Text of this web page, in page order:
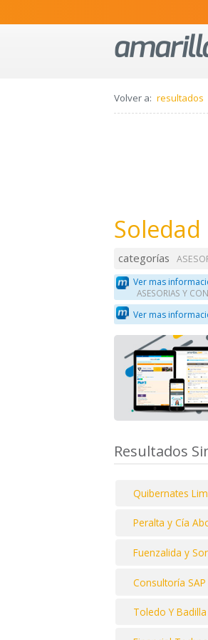
Volver a: resultados
categorías
Ver mas
ASESORIAS Y
Ver mas
Resultados
Quibernates
Peralta y Cía
Fuenzalida y
Consultoría SAP
Toledo Y